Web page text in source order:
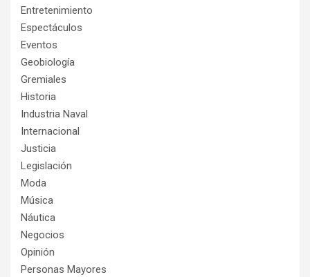
Entretenimiento
Espectáculos
Eventos
Geobiología
Gremiales
Historia
Industria Naval
Internacional
Justicia
Legislación
Moda
Música
Náutica
Negocios
Opinión
Personas Mayores